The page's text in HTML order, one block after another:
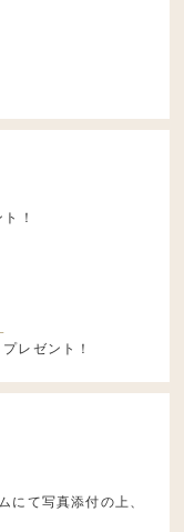
！
レゼント！
にて写真添付の上、